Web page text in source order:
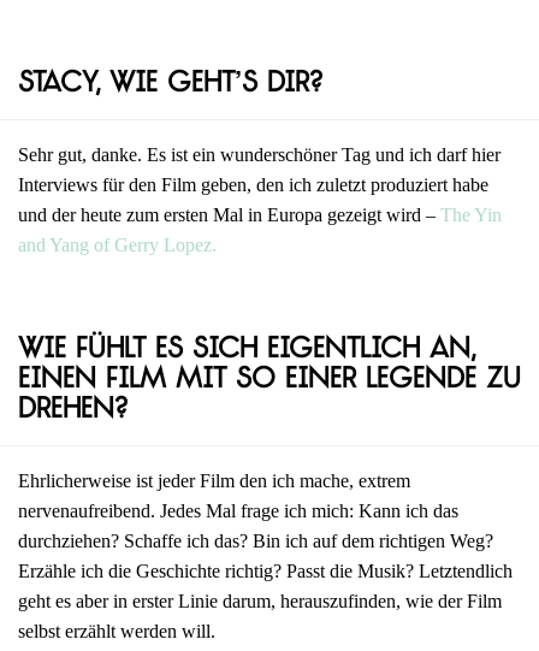
Stacy, wie geht’s dir?
Sehr gut, danke. Es ist ein wunderschöner Tag und ich darf hier
Interviews für den Film geben, den ich zuletzt produziert habe
und der heute zum ersten Mal in Europa gezeigt wird – The Yin
and Yang of Gerry Lopez.
Wie fühlt es sich eigentlich an,
einen Film mit so einer Legende zu
drehen?
Ehrlicherweise ist jeder Film den ich mache, extrem
nervenaufreibend. Jedes Mal frage ich mich: Kann ich das
durchziehen? Schaffe ich das? Bin ich auf dem richtigen Weg?
Erzähle ich die Geschichte richtig? Passt die Musik? Letztendlich
geht es aber in erster Linie darum, herauszufinden, wie der Film
selbst erzählt werden will.